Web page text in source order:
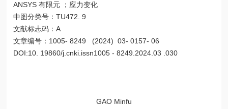
ANSYS 有限元 ；应力变化
中图分类号：TU472. 9
文献标志码：A
文章编号：1005- 8249 (2024) 03- 0157- 06
DOI:10. 19860/j.cnki.issn1005 - 8249.2024.03 .030
GAO Minfu